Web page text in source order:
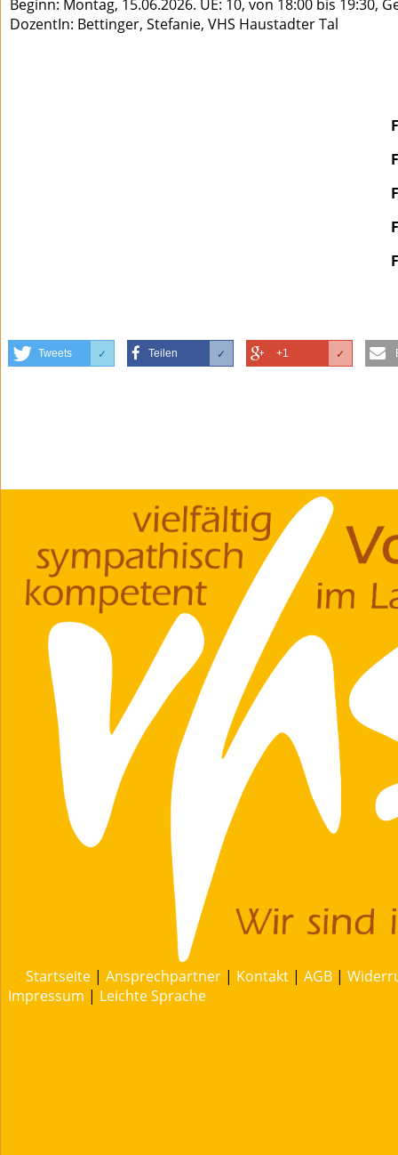
Beginn: Montag, 15.06.2026. UE: 10, von 18:00 bis 19:30,
DozentIn: Bettinger, Stefanie, VHS Haustadter Tal
Tweets ✓ Teilen ✓ +1 ✓
Startseite | Ansprechpartner | Kontakt | AGB |
Impressum | Leichte Sprache